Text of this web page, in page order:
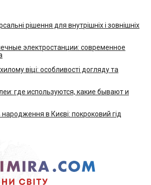
рішення для внутрішніх і зовнішніх
электростанции: современное
віці: особливості догляду та
где используются, какие бывают и
народження в Києві: покроковий гід